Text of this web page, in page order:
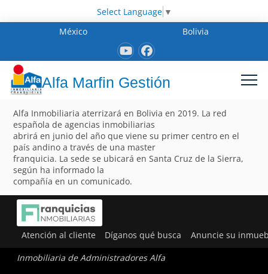
Select Language ▼
México
Bolivia
Alfa Marfin Gestión
Alfa Inmobiliaria aterrizará en Bolivia en 2019. La red
española de agencias inmobiliarias
abrirá en junio del año que viene su primer centro en el
país andino a través de una master
franquicia. La sede se ubicará en Santa Cruz de la Sierra,
según ha informado la
compañía en un comunicado.
Atención al cliente Díganos qué busca Anuncie su
Inmobiliaria de Administradores Alfa